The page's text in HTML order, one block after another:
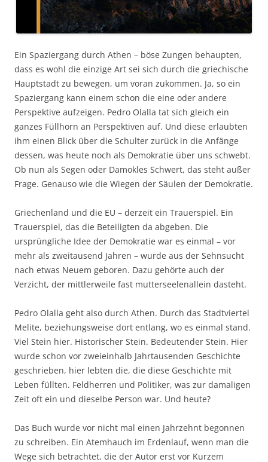
Ein Spaziergang durch Athen – böse Zungen behaupten,
dass es wohl die einzige Art sei sich durch die griechische
Hauptstadt zu bewegen, um voran zukommen. Ja, so ein
Spaziergang kann einem schon die eine oder andere
Perspektive aufzeigen. Pedro Olalla tat sich gleich ein
ganzes Füllhorn an Perspektiven auf. Und diese erlaubten
ihm einen Blick über die Schulter zurück in die Anfänge
dessen, was heute noch als Demokratie über uns schwebt.
Ob nun als Segen oder Damokles Schwert, das steht außer
Frage. Genauso wie die Wiegen der Säulen der Demokratie.
Griechenland und die EU – derzeit ein Trauerspiel. Ein
Trauerspiel, das die Beteiligten da abgeben. Die
ursprüngliche Idee der Demokratie war es einmal – vor
mehr als zweitausend Jahren – wurde aus der Sehnsucht
nach etwas Neuem geboren. Dazu gehörte auch der
Verzicht, der mittlerweile fast mutterseelenallein dasteht.
Pedro Olalla geht also durch Athen. Durch das Stadtviertel
Melite, beziehungsweise dort entlang, wo es einmal stand.
Viel Stein hier. Historischer Stein. Bedeutender Stein. Hier
wurde schon vor zweieinhalb Jahrtausenden Geschichte
geschrieben, hier lebten die, die diese Geschichte mit
Leben füllten. Feldherren und Politiker, was zur damaligen
Zeit oft ein und dieselbe Person war. Und heute?
Das Buch wurde vor nicht mal einen Jahrzehnt begonnen
zu schreiben. Ein Atemhauch im Erdenlauf, wenn man die
Wege sich betrachtet, die der Autor erst vor Kurzem